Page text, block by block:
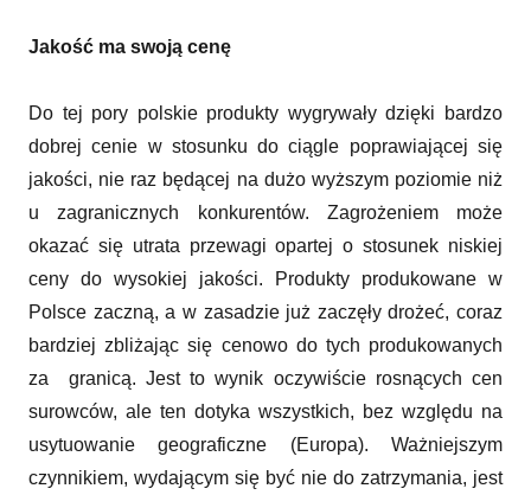
Jakość ma swoją cenę
Do tej pory polskie produkty wygrywały dzięki bardzo
dobrej cenie w stosunku do ciągle poprawiającej się
jakości, nie raz będącej na dużo wyższym poziomie niż
u zagranicznych konkurentów. Zagrożeniem może
okazać się utrata przewagi opartej o stosunek niskiej
ceny do wysokiej jakości. Produkty produkowane w
Polsce zaczną, a w zasadzie już zaczęły drożeć, coraz
bardziej zbliżając się cenowo do tych produkowanych
za granicą. Jest to wynik oczywiście rosnących cen
surowców, ale ten dotyka wszystkich, bez względu na
usytuowanie geograficzne (Europa). Ważniejszym
czynnikiem, wydającym się być nie do zatrzymania, jest